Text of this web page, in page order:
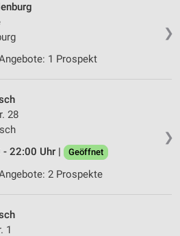
❯
1 Prospekt
❯
28
22:00 Uhr |
Geöffnet
2 Prospekte
1